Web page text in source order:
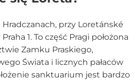
przy Loretánské
1. To część Pragi położona
Zamku Praskiego,
Świata i licznych pałaców
sanktuarium jest bardzo